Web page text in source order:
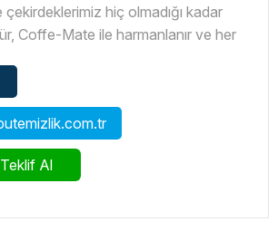
hiç olmadığı kadar
Coffe-Mate ile harmanlanır ve her
Aromalı 3 Ü 1 Arada
Al